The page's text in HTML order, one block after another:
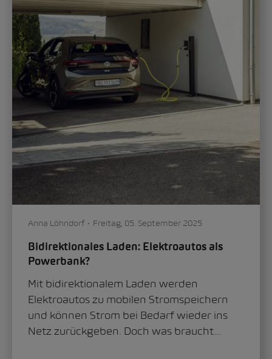
Anna Löhndorf Freitag, 05. September 2025
Bidirektionales Laden: Elektroautos als
Powerbank?
Mit bidirektionalem Laden werden
Elektroautos zu mobilen Stromspeichern
und können Strom bei Bedarf wieder ins
Netz zurückgeben. Doch was braucht...